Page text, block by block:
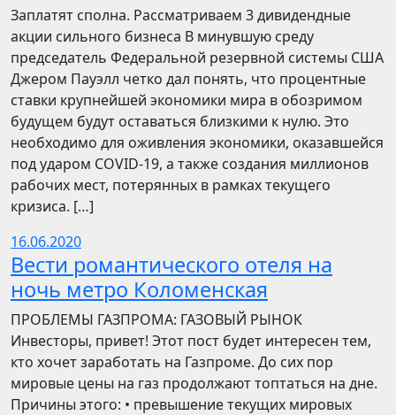
Заплатят сполна. Рассматриваем 3 дивидендные
акции сильного бизнеса В минувшую среду
председатель Федеральной резервной системы США
Джером Пауэлл четко дал понять, что процентные
ставки крупнейшей экономики мира в обозримом
будущем будут оставаться близкими к нулю. Это
необходимо для оживления экономики, оказавшейся
под ударом COVID-19, а также создания миллионов
рабочих мест, потерянных в рамках текущего
кризиса. […]
16.06.2020
Вести романтического отеля на
ночь метро Коломенская
ПРОБЛЕМЫ ГАЗПРОМА: ГАЗОВЫЙ РЫНОК
Инвесторы, привет! Этот пост будет интересен тем,
кто хочет заработать на Газпроме. До сих пор
мировые цены на газ продолжают топтаться на дне.
Причины этого: • превышение текущих мировых